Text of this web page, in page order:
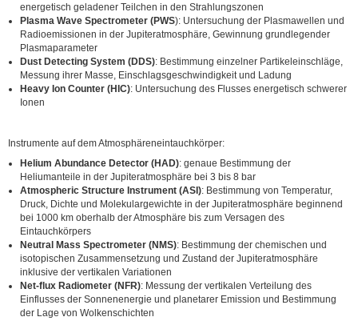
energetisch geladener Teilchen in den Strahlungszonen
Plasma Wave Spectrometer (PWS): Untersuchung der Plasmawellen und
Radioemissionen in der Jupiteratmosphäre, Gewinnung grundlegender
Plasmaparameter
Dust Detecting System (DDS): Bestimmung einzelner Partikeleinschläge,
Messung ihrer Masse, Einschlagsgeschwindigkeit und Ladung
Heavy Ion Counter (HIC): Untersuchung des Flusses energetisch schwerer
Ionen
Instrumente auf dem Atmosphäreneintauchkörper:
Helium Abundance Detector (HAD): genaue Bestimmung der
Heliumanteile in der Jupiteratmosphäre bei 3 bis 8 bar
Atmospheric Structure Instrument (ASI): Bestimmung von Temperatur,
Druck, Dichte und Molekulargewichte in der Jupiteratmosphäre beginnend
bei 1000 km oberhalb der Atmosphäre bis zum Versagen des
Eintauchkörpers
Neutral Mass Spectrometer (NMS): Bestimmung der chemischen und
isotopischen Zusammensetzung und Zustand der Jupiteratmosphäre
inklusive der vertikalen Variationen
Net-flux Radiometer (NFR): Messung der vertikalen Verteilung des
Einflusses der Sonnenenergie und planetarer Emission und Bestimmung
der Lage von Wolkenschichten